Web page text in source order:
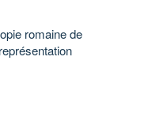
romaine de